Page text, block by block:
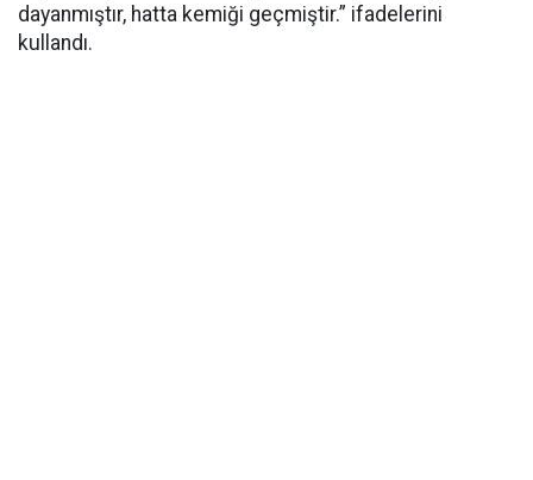
dayanmıştır, hatta kemiği geçmiştir.” ifadelerini
kullandı.